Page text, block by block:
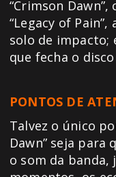
“Crimson
“Legacy of
solo de impacto;
que fecha o
PONTOS DE
Talvez o único
Dawn” seja para
o som da banda,